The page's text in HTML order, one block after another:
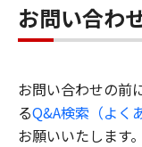
お問い合わ
お問い合わせの前
るQ&A検索（よく
お願いいたします。